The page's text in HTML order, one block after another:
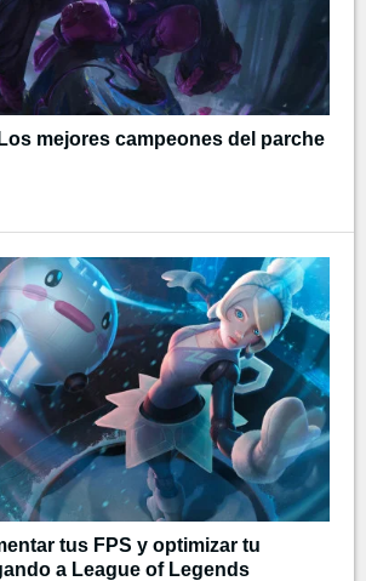
mejores campeones del parche
tus FPS y optimizar tu
a League of Legends